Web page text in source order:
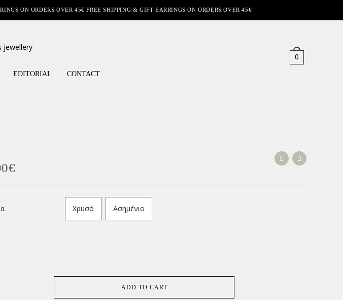
ON ORDERS OVER 45€ FREE SHIPPING & GIFT EARRINGS ON ORDERS OVER 45€
0
EDITORIAL CONTACT
€
Χρυσό Ασημένιο
ADD TO CART